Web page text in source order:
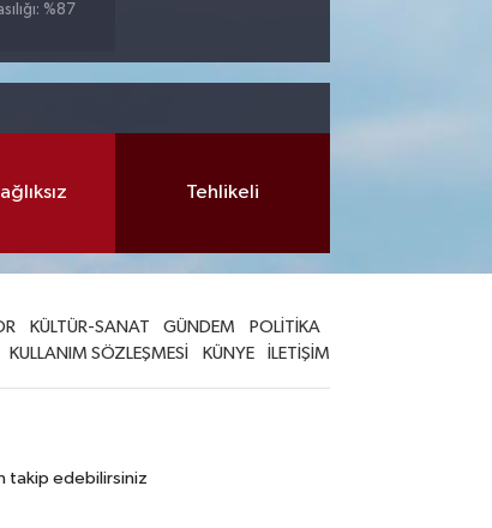
%87
Tehlikeli
KÜLTÜR-SANAT GÜNDEM
POLİTİKA
KULLANIM SÖZLEŞMESİ KÜNYE İLETİŞİM
takip edebilirsiniz